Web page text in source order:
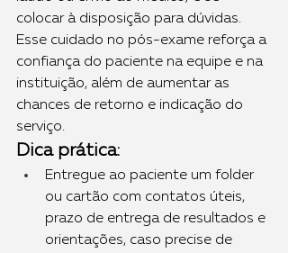
colocar à disposição para dúvidas.
Esse cuidado no pós-exame reforça a
confiança do paciente na equipe e na
instituição, além de aumentar as
chances de retorno e indicação do
serviço.
Dica prática:
Entregue ao paciente um folder
ou cartão com contatos úteis,
prazo de entrega de resultados e
orientações, caso precise de